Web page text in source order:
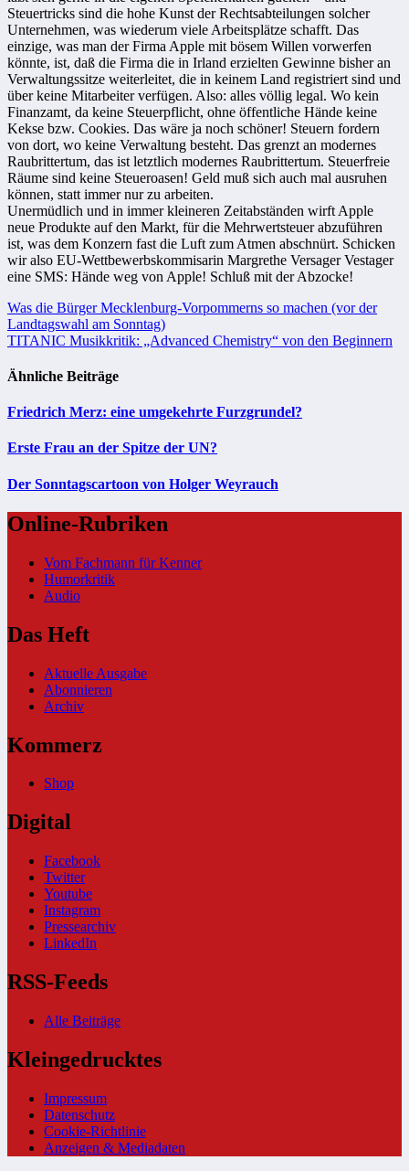
Steuertricks sind die hohe Kunst der Rechtsabteilungen solcher
Unternehmen, was wiederum viele Arbeitsplätze schafft. Das
einzige, was man der Firma Apple mit bösem Willen vorwerfen
könnte, ist, daß die Firma die in Irland erzielten Gewinne bisher an
Verwaltungssitze weiterleitet, die in keinem Land registriert sind und
über keine Mitarbeiter verfügen. Also: alles völlig legal. Wo kein
Finanzamt, da keine Steuerpflicht, ohne öffentliche Hände keine
Kekse bzw. Cookies. Das wäre ja noch schöner! Steuern fordern
von dort, wo keine Verwaltung besteht. Das grenzt an modernes
Raubrittertum, das ist letztlich modernes Raubrittertum. Steuerfreie
Räume sind keine Steueroasen! Geld muß sich auch mal ausruhen
können, statt immer nur zu arbeiten.
Unermüdlich und in immer kleineren Zeitabständen wirft Apple
neue Produkte auf den Markt, für die Mehrwertsteuer abzuführen
ist, was dem Konzern fast die Luft zum Atmen abschnürt. Schicken
wir also EU-Wettbewerbskommisarin Margrethe VersagerVestager
eine SMS: Hände weg von Apple! Schluß mit der Abzocke!
Beitragsnavigation
Was die Bürger Mecklenburg-Vorpommerns so machen (vor der
Landtagswahl am Sonntag)
TITANIC Musikkritik: „Advanced Chemistry“ von den Beginnern
Ähnliche Beiträge
Friedrich Merz: eine umgekehrte Furzgrundel?
Erste Frau an der Spitze der UN?
Der Sonntagscartoon von Holger Weyrauch
Online-Rubriken
Vom Fachmann für Kenner
Humorkritik
Audio
Das Heft
Aktuelle Ausgabe
Abonnieren
Archiv
Kommerz
Shop
Digital
Facebook
Twitter
Youtube
Instagram
Pressearchiv
LinkedIn
RSS-Feeds
Alle Beiträge
Kleingedrucktes
Impressum
Datenschutz
Cookie-Richtlinie
Anzeigen & Mediadaten